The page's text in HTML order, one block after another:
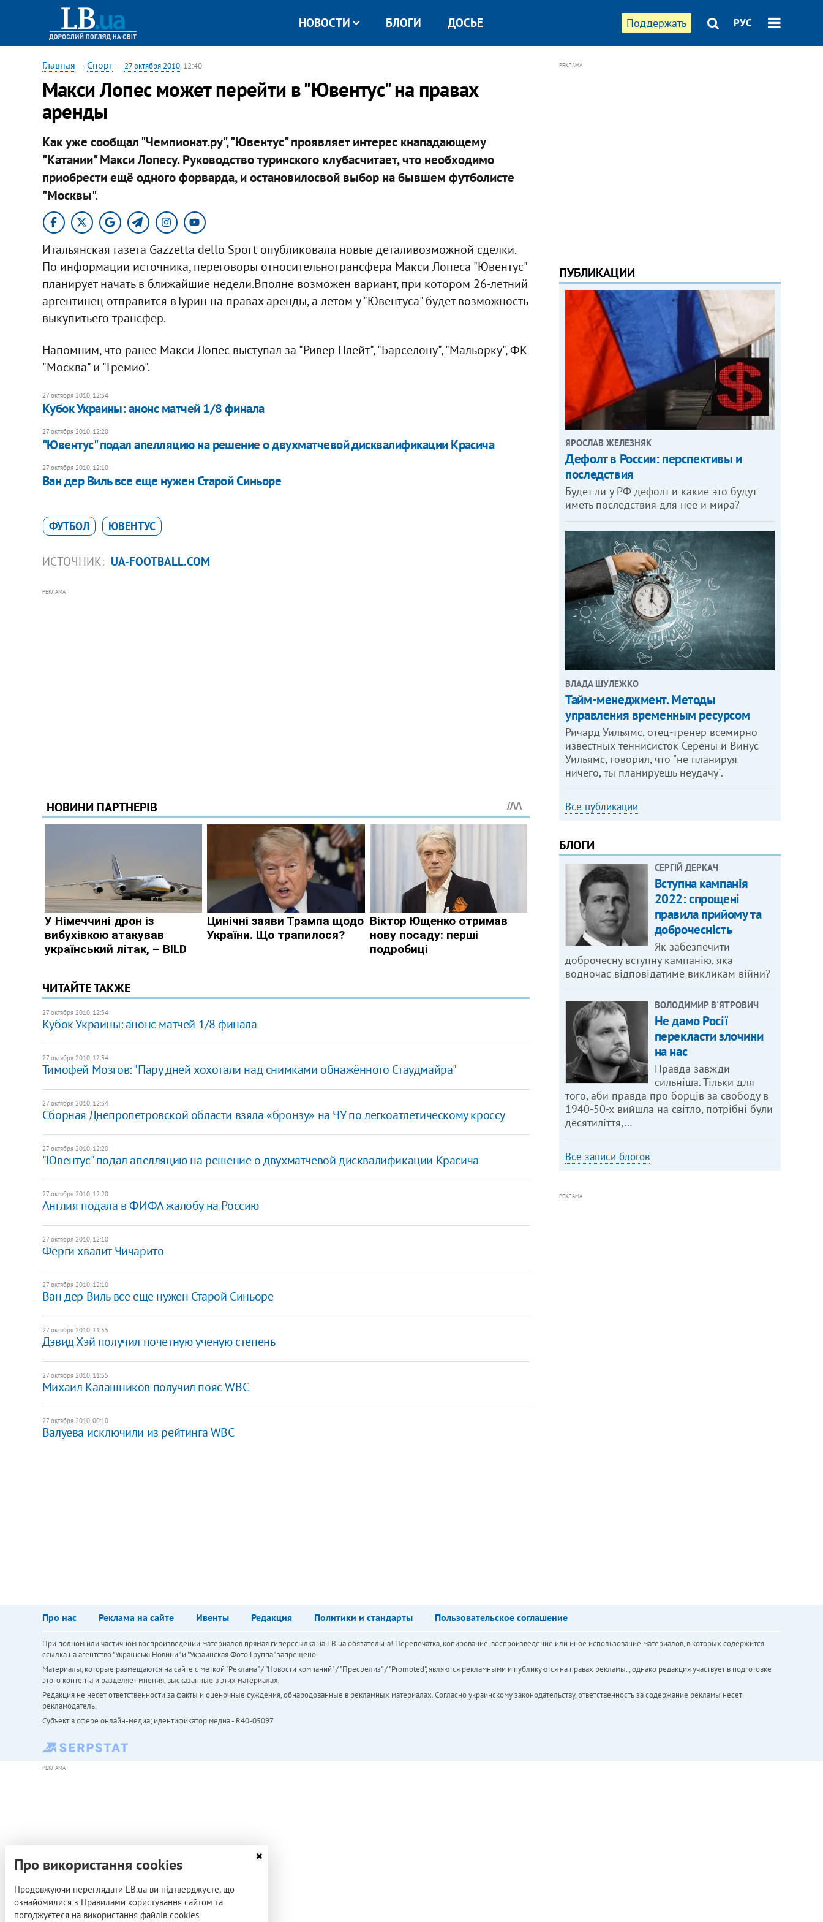
Поддержать РУС
НОВОСТИ БЛОГИ ДОСЬЕ
Главная — Спорт— 27 октября 2010, 12:40
Макси Лопес может перейти в "Ювентус" на правах
аренды
Как уже сообщал "Чемпионат.ру", "Ювентус" проявляет интерес кнападающему
"Катании" Макси Лопесу. Руководство туринского клубасчитает, что необходимо
приобрести ещё одного форварда, и остановилосвой выбор на бывшем футболисте
"Москвы".​
Итальянская газета Gazzetta dello Sport опубликовала новые деталивозможной сделки.
По информации источника, переговоры относительнотрансфера Макси Лопеса "Ювентус"
планирует начать в ближайшие недели.Вполне возможен вариант, при котором 26-летний
аргентинец отправится вТурин на правах аренды, а летом у "Ювентуса" будет возможность
выкупитьего трансфер.
Напомним, что ранее Макси Лопес выступал за "Ривер Плейт", "Барселону", "Мальорку", ФК
"Москва" и "Гремио".
27 октября 2010, 12:34
Кубок Украины: анонс матчей 1/8 финала
27 октября 2010, 12:20
"Ювентус" подал апелляцию на решение о двухматчевой дисквалификации Красича
27 октября 2010, 12:10
Ван дер Виль все еще нужен Старой Синьоре
ФУТБОЛ ЮВЕНТУС
ИСТОЧНИК: UA-FOOTBALL.COM
РЕКЛАМА
ЧИТАЙТЕ ТАКЖЕ
27 октября 2010, 12:34
Кубок Украины: анонс матчей 1/8 финала
27 октября 2010, 12:34
Тимофей Мозгов: "Пару дней хохотали над снимками обнажённого Стаудмайра"
27 октября 2010, 12:34
Сборная Днепропетровской области взяла «бронзу» на ЧУ по легкоатлетическому кроссу
27 октября 2010, 12:20
"Ювентус" подал апелляцию на решение о двухматчевой дисквалификации Красича
27 октября 2010, 12:20
Англия подала в ФИФА жалобу на Россию
27 октября 2010, 12:10
Ферги хвалит Чичарито
27 октября 2010, 12:10
Ван дер Виль все еще нужен Старой Синьоре
27 октября 2010, 11:55
Дэвид Хэй получил почетную ученую степень
27 октября 2010, 11:55
Михаил Калашников получил пояс WBC
27 октября 2010, 00:10
Валуева исключили из рейтинга WBC
РЕКЛАМА
ПУБЛИКАЦИИ
ЯРОСЛАВ ЖЕЛЕЗНЯК
Дефолт в России: перспективы и
последствия
Будет ли у РФ дефолт и какие это будут
иметь последствия для нее и мира?
ВЛАДА ШУЛЕЖКО
Тайм-менеджмент. Методы
управления временным ресурсом
Ричард Уильямс, отец-тренер всемирно
известных теннисисток Серены и Винус
Уильямс, говорил, что "не планируя
ничего, ты планируешь неудачу".
Все публикации
БЛОГИ
СЕРГІЙ ДЕРКАЧ
Вступна кампанія
2022: спрощені
правила прийому та
доброчесність
Як забезпечити
доброчесну вступну кампанію, яка
водночас відповідатиме викликам війни?
ВОЛОДИМИР В'ЯТРОВИЧ
Не дамо Росії
перекласти злочини
на нас
Правда завжди
сильніша. Тільки для
того, аби правда про борців за свободу в
1940-50-х вийшла на світло, потрібні були
десятиліття,…
Все записи блогов
РЕКЛАМА
Про нас Реклама на сайте Ивенты Редакция Политики и стандарты Пользовательское соглашение
При полном или частичном воспроизведении материалов прямая гиперссылка на LB.ua обязательна! Перепечатка, копирование, воспроизведение или иное использование материалов, в которых содержится
ссылка на агентство "Українськi Новини" и "Украинская Фото Группа" запрещено.
Материалы, которые размещаются на сайте с меткой "Реклама" / "Новости компаний" / "Пресрелиз" / "Promoted", являются рекламными и публикуются на правах рекламы. , однако редакция участвует в подготовке
этого контента и разделяет мнения, высказанные в этих материалах.
Редакция не несет ответственности за факты и оценочные суждения, обнародованные в рекламных материалах. Согласно украинскому законодательству, ответственность за содержание рекламы несет
рекламодатель.
Субъект в сфере онлайн-медиа; идентификатор медиа - R40-05097
РЕКЛАМА
Про використання cookies
Продовжуючи переглядати LB.ua ви підтверджуєте, що
ознайомилися з Правилами користування сайтом та
погоджуєтеся на використання файлів cookies